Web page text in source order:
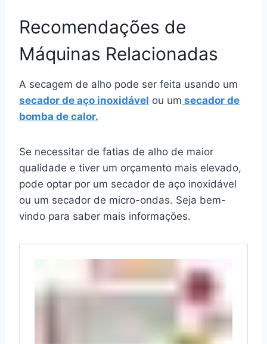
Recomendações de
Máquinas Relacionadas
A secagem de alho pode ser feita usando um
secador de aço inoxidável ou um secador de
bomba de calor.
Se necessitar de fatias de alho de maior
qualidade e tiver um orçamento mais elevado,
pode optar por um secador de aço inoxidável
ou um secador de micro-ondas. Seja bem-
vindo para saber mais informações.